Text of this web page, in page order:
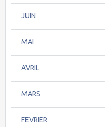
JUIN
MAI
AVRIL
MARS
FEVRIER